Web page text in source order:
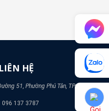
HỆ
51, Phường Phú Tân, TP Bình Dương
096 137 3787